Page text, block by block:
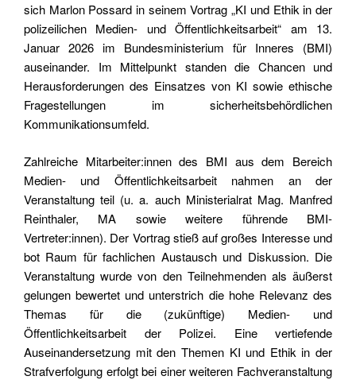
sich Marlon Possard in seinem Vortrag „KI und Ethik in der
polizeilichen Medien- und Öffentlichkeitsarbeit“ am 13.
Januar 2026 im Bundesministerium für Inneres (BMI)
auseinander. Im Mittelpunkt standen die Chancen und
Herausforderungen des Einsatzes von KI sowie ethische
Fragestellungen im sicherheitsbehördlichen
Kommunikationsumfeld.
Zahlreiche Mitarbeiter:innen des BMI aus dem Bereich
Medien- und Öffentlichkeitsarbeit nahmen an der
Veranstaltung teil (u. a. auch Ministerialrat Mag. Manfred
Reinthaler, MA sowie weitere führende BMI-
Vertreter:innen). Der Vortrag stieß auf großes Interesse und
bot Raum für fachlichen Austausch und Diskussion. Die
Veranstaltung wurde von den Teilnehmenden als äußerst
gelungen bewertet und unterstrich die hohe Relevanz des
Themas für die (zukünftige) Medien- und
Öffentlichkeitsarbeit der Polizei. Eine vertiefende
Auseinandersetzung mit den Themen KI und Ethik in der
Strafverfolgung erfolgt bei einer weiteren Fachveranstaltung